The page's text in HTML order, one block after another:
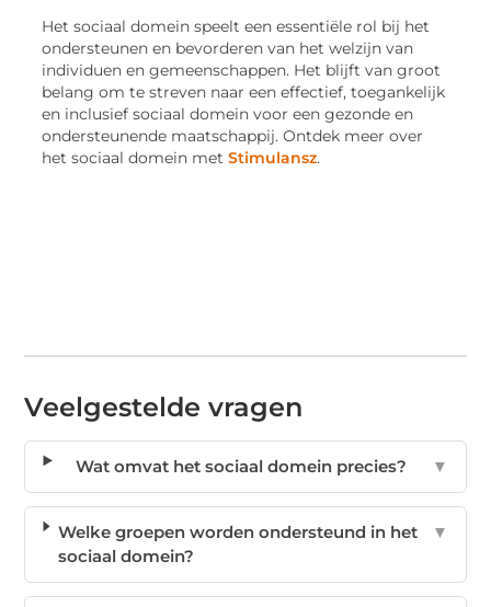
Het sociaal domein speelt een essentiële rol bij het
ondersteunen en bevorderen van het welzijn van
individuen en gemeenschappen. Het blijft van groot
belang om te streven naar een effectief, toegankelijk
en inclusief sociaal domein voor een gezonde en
ondersteunende maatschappij. Ontdek meer over
het sociaal domein metStimulansz.
Veelgestelde vragen
Wat omvat het sociaal domein precies? ▼
Welke groepen worden ondersteund in het
sociaal domein?
▼